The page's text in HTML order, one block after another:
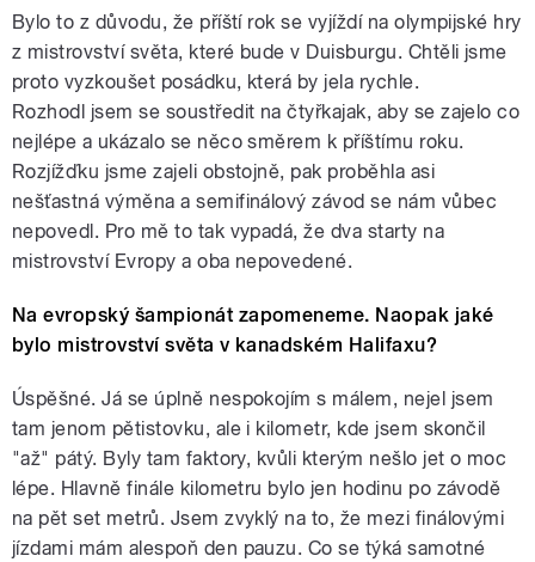
Bylo to z důvodu, že příští rok se vyjíždí na olympijské hry
z mistrovství světa, které bude v Duisburgu. Chtěli jsme
proto vyzkoušet posádku, která by jela rychle.
Rozhodl jsem se soustředit na čtyřkajak, aby se zajelo co
nejlépe a ukázalo se něco směrem k příštímu roku.
Rozjížďku jsme zajeli obstojně, pak proběhla asi
nešťastná výměna a semifinálový závod se nám vůbec
nepovedl. Pro mě to tak vypadá, že dva starty na
mistrovství Evropy a oba nepovedené.
Na evropský šampionát zapomeneme. Naopak jaké
bylo mistrovství světa v kanadském Halifaxu?
Úspěšné. Já se úplně nespokojím s málem, nejel jsem
tam jenom pětistovku, ale i kilometr, kde jsem skončil
"až" pátý. Byly tam faktory, kvůli kterým nešlo jet o moc
lépe. Hlavně finále kilometru bylo jen hodinu po závodě
na pět set metrů. Jsem zvyklý na to, že mezi finálovými
jízdami mám alespoň den pauzu. Co se týká samotné